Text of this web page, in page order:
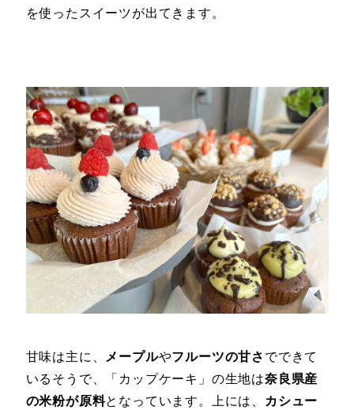
を使ったスイーツが出てきます。
甘味は主に、 メープルやフルーツの甘さでできて
いるそうで、「カップケーキ」の生地は奈良県産
の米粉が原料となっています。上には、 カシュー